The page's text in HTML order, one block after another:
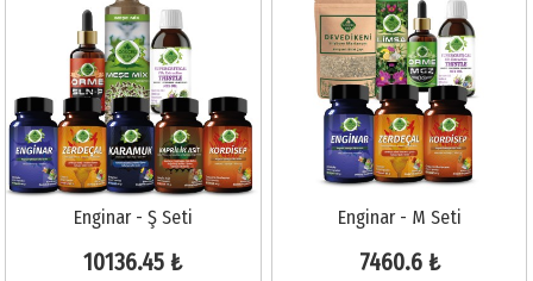
Enginar - Ş Seti
10136.45 ₺
Enginar - M Seti
7460.6 ₺